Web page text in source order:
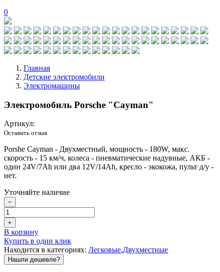
0
Главная
Детские электромобили
Электромашины
Электромобиль Porsche "Cayman"
Артикул:
Оставить отзыв
Porshe Cayman - Двухместный, мощность - 180W, макс.
скорость - 15 км/ч, колеса - пневматические надувные, АКБ -
один 24V/7Ah или два 12V/14Ah, кресло - экокожа, пульт д/у -
нет.
Уточняйте наличие
−
+
В корзину
Купить в один клик
Находится в категориях: Легковые,Двухместные
Нашли дешевле?